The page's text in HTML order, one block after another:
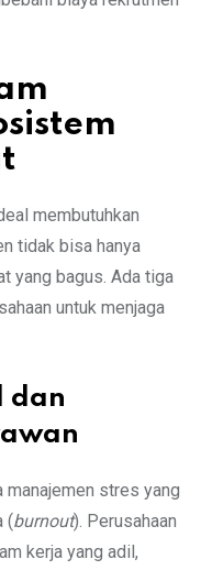
membutuhkan
tidak bisa hanya
yang bagus. Ada tiga
untuk menjaga
dan
manajemen stres yang
(burnout). Perusahaan
kerja yang adil,